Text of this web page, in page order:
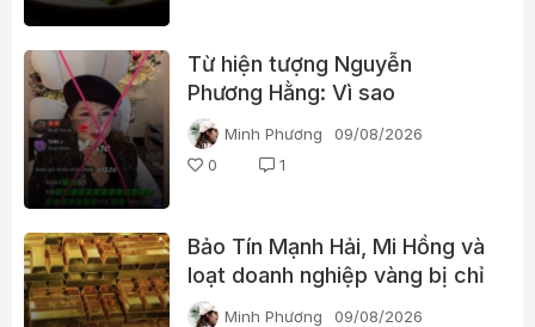
Từ hiện tượng Nguyễn
Phương Hằng: Vì sao
livestream càng gây tranh cãi
càng dễ “bùng nổ”?
Minh Phương
09/08/2026
0
1
Bảo Tín Mạnh Hải, Mi Hồng và
loạt doanh nghiệp vàng bị chỉ
ra nhiều vi phạm
Minh Phương
09/08/2026